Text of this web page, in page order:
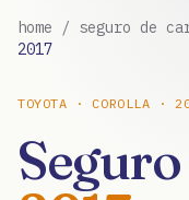
home / seguro de
2017
TOYOTA · COROLLA ·
Seguro